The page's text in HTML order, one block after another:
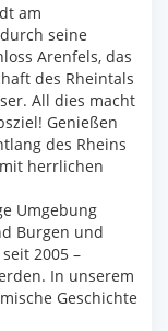
am
seine
Arenfels, das
des Rheintals
All dies macht
Genießen
des Rheins
herrlichen
Umgebung
Burgen und
2005 –
In unserem
Geschichte